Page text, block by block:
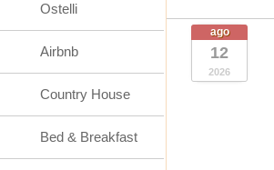
ago
12
2026
Ostelli
Airbnb
Country House
Bed & Breakfast